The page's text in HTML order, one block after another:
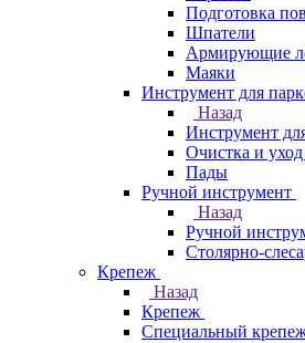
Подготовка
Шпатели
Армирующие
Маяки
Инструмент для
Назад
Инструмент
Очистка и
Пады
Ручной инструмент
Назад
Ручной
Столярно-
Крепеж
Назад
Крепеж
Специальный